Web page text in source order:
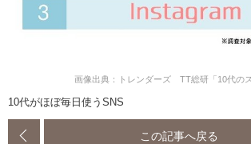
画像出典：トレンダーズ TT総研「10代の
10代がほぼ毎日使うSNS
この記事へ戻る